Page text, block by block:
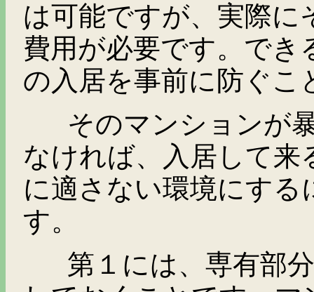
は可能ですが、実際に
費用が必要です。でき
の入居を事前に防ぐこ
そのマンションが暴
なければ、入居して来
に適さない環境にす
す。
第１には、専有部分